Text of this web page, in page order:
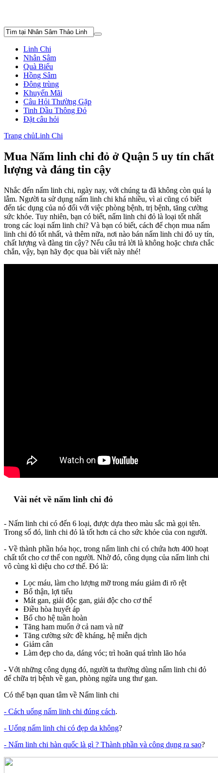
Linh Chi
Nhân Sâm
Quà Biếu
Hồng Sâm
Đông trùng
Khuyến Mãi
Câu Hỏi Thường Gặp
Tinh Dầu Thông Đỏ
Đặt câu hỏi
Trang chủLinh Chi
Mua Nấm linh chi đỏ ở Quận 5 uy tín chất
lượng và đáng tin cậy
Nhắc đến nấm linh chi, ngày nay, với chúng ta đã không còn quá lạ
lẫm. Người ta sử dụng nấm linh chi khá nhiều, vì ai cũng có biết
đến tác dụng của nó đối với việc phòng bệnh, trị bệnh, tăng cường
sức khỏe. Tuy nhiên, bạn có biết, nấm linh chi đỏ là loại tốt nhất
trong các loại nấm linh chi? Và bạn có biết, cách để chọn mua nấm
linh chi đỏ tốt nhất, và thêm nữa, nơi nào bán nấm linh chi đỏ uy tín,
chất lượng và đàng tin cậy? Nếu câu trả lời là không hoặc chưa chắc
chắn, vậy, bạn hãy đọc qua bài viết này nhé!
Vài nét về nấm linh chi đỏ
- Nấm linh chi có đến 6 loại, được dựa theo màu sắc mà gọi tên.
Trong số đó, linh chi đỏ là tốt hơn cả cho sức khỏe của con người.
- Về thành phần hóa học, trong nấm linh chi có chứa hơn 400 hoạt
chất tốt cho cơ thể con người. Nhờ đó, công dụng của nấm linh chi
vô cùng kì diệu cho cơ thể. Đó là:
Lọc máu, làm cho lượng mỡ trong máu giảm đi rõ rệt
Bổ thận, lợi tiểu
Mát gan, giải độc gan, giải độc cho cơ thể
Điều hòa huyết áp
Bổ cho hệ tuần hoàn
Tăng ham muốn ở cả nam và nữ
Tăng cường sức đề kháng, hệ miễn dịch
Giảm cân
Làm đẹp cho da, dáng vóc; trì hoãn quá trình lão hóa
- Với những công dụng đó, người ta thường dùng nấm linh chi đỏ
để chữa trị bệnh về gan, phòng ngừa ung thư gan.
Có thể bạn quan tâm về Nấm linh chi
- Cách uống nấm linh chi đúng cách.
- Uống nấm linh chi có đẹp da không?
- Nấm linh chi hàn quốc là gì ? Thành phần và công dụng ra sao?